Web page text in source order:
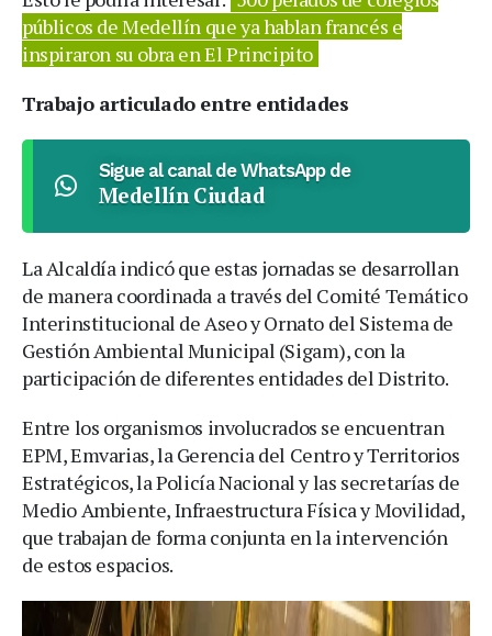
públicos de Medellín que ya hablan francés e
inspiraron su obra en El Principito
Trabajo articulado entre entidades
Sigue al canal de WhatsApp de
Medellín Ciudad
La Alcaldía indicó que estas jornadas se desarrollan
de manera coordinada a través del Comité Temático
Interinstitucional de Aseo y Ornato del Sistema de
Gestión Ambiental Municipal (Sigam), con la
participación de diferentes entidades del Distrito.
Entre los organismos involucrados se encuentran
EPM, Emvarias, la Gerencia del Centro y Territorios
Estratégicos, la Policía Nacional y las secretarías de
Medio Ambiente, Infraestructura Física y Movilidad,
que trabajan de forma conjunta en la intervención
de estos espacios.